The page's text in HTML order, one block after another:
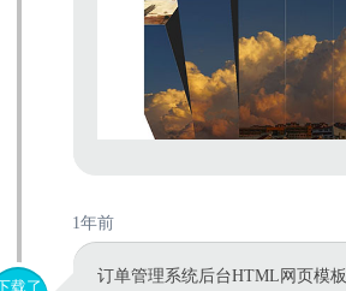
1年前
载了
订单管理系统后台HTML网页模板